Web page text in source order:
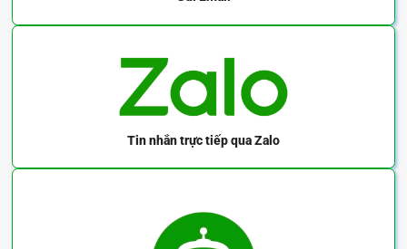
Tin nhắn trực tiếpqua Zalo